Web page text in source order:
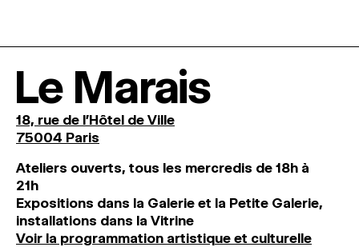
Le Marais
18, rue de l'Hôtel de Ville
75004 Paris
Ateliers ouverts, tous les mercredis de 18h à
21h
Expositions dans la Galerie et la Petite Galerie,
installations dans la Vitrine
Voir la programmation artistique et culturelle